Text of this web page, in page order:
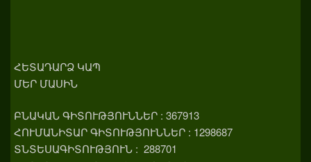
ՀԵՏԱԴԱՐՁ ԿԱՊ
ՄԵՐ ՄԱՍԻՆ
ԲՆԱԿԱՆ ԳԻՏՈՒԹՅՈՒՆՆԵՐ : 367913
ՀՈՒՄԱՆԻՏԱՐ ԳԻՏՈՒԹՅՈՒՆՆԵՐ : 1298687
ՏՆՏԵՍԱԳԻՏՈՒԹՅՈՒՆ : 288701